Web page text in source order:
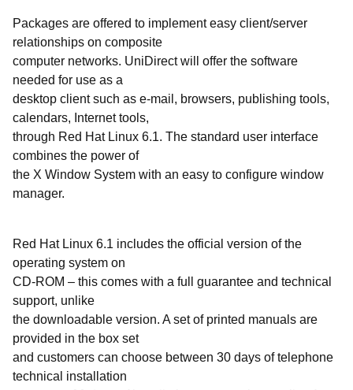
Packages are offered to implement easy client/server
relationships on composite
computer networks. UniDirect will offer the software
needed for use as a
desktop client such as e-mail, browsers, publishing tools,
calendars, Internet tools,
through Red Hat Linux 6.1. The standard user interface
combines the power of
the X Window System with an easy to configure window
manager.
Red Hat Linux 6.1 includes the official version of the
operating system on
CD-ROM – this comes with a full guarantee and technical
support, unlike
the downloadable version. A set of printed manuals are
provided in the box set
and customers can choose between 30 days of telephone
technical installation